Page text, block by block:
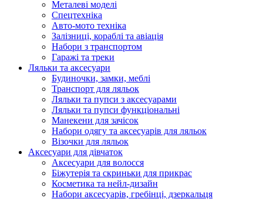
Металеві моделі
Спецтехніка
Авто-мото техніка
Залізниці, кораблі та авіація
Набори з транспортом
Гаражі та треки
Ляльки та аксесуари
Будиночки, замки, меблі
Транспорт для ляльок
Ляльки та пупси з аксесуарами
Ляльки та пупси функціональні
Манекени для зачісок
Набори одягу та аксесуарів для ляльок
Візочки для ляльок
Аксесуари для дівчаток
Аксесуари для волосся
Біжутерія та скриньки для прикрас
Косметика та нейл-дизайн
Набори аксесуарів, гребінці, дзеркальця